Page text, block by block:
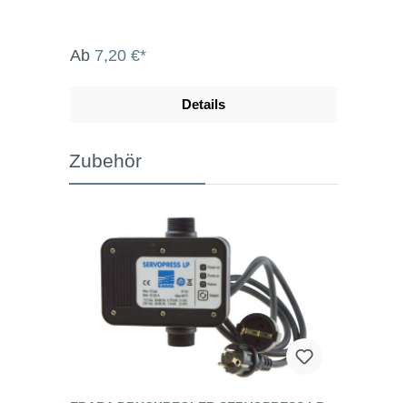
Ab 7,20 €*
Details
Zubehör